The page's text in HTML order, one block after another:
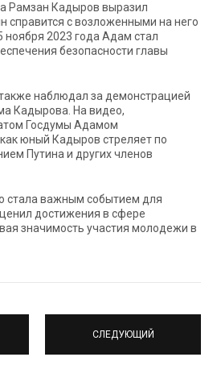
Рамзан Кадыров выразил
справится с возложенными на него
ноября 2023 года Адам стал
безопасности главы
наблюдал за демонстрацией
Кадырова. На видео,
Госдумы Адамом
юный Кадыров стреляет по
Путина и других членов
стала важным событием для
достижения в сфере
значимость участия молодежи в
СЛЕДУЮЩИЙ